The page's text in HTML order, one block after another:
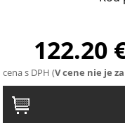
122.20
cena s DPH (V cene nie je